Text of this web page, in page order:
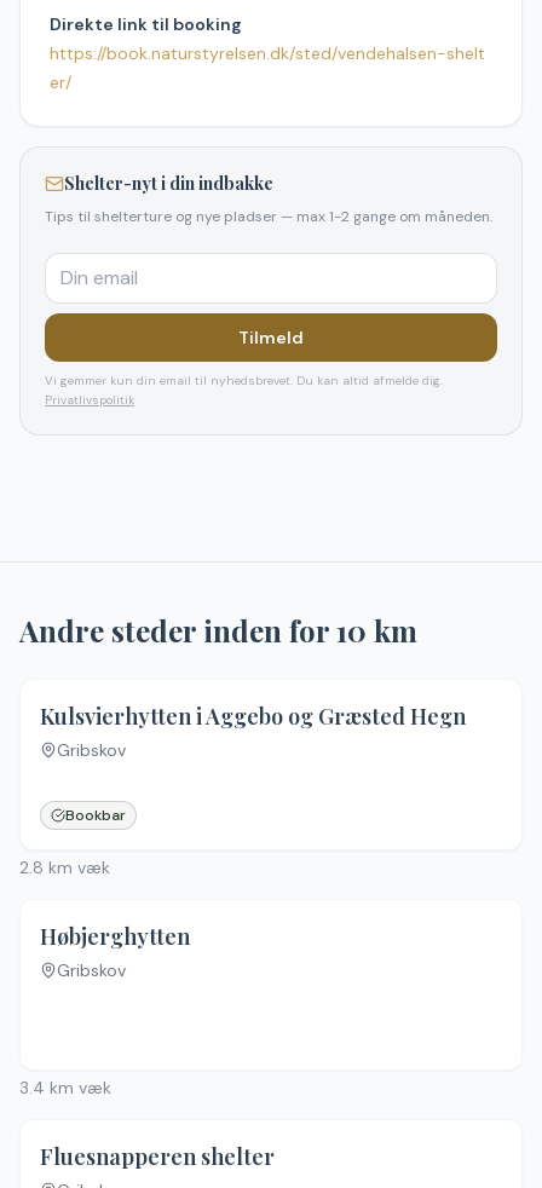
Direkte link til booking
https://book.naturstyrelsen.dk/sted/vendehalsen-shelt
er/
Shelter-nyt i din indbakke
Tips til shelterture og nye pladser — max 1-2 gange om måneden.
Tilmeld
Vi gemmer kun din email til nyhedsbrevet. Du kan altid afmelde dig.
Privatlivspolitik
Andre steder inden for10 km
Kulsvierhytten i Aggebo og Græsted Hegn
Gribskov
Bookbar
2.8 km væk
Høbjerghytten
Gribskov
3.4 km væk
Fluesnapperen shelter